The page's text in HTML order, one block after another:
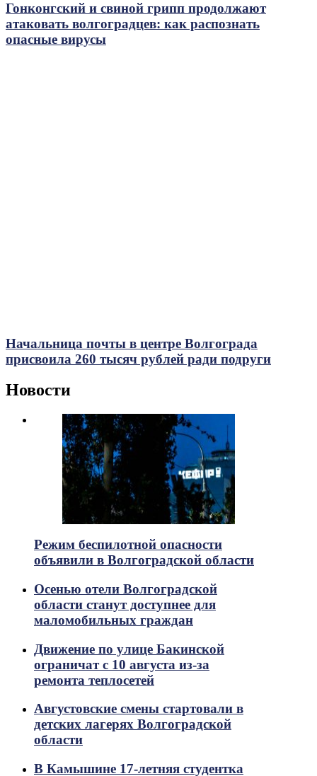
Гонконгский и свиной грипп продолжают
атаковать волгоградцев: как распознать
опасные вирусы
Начальница почты в центре Волгограда
присвоила 260 тысяч рублей ради подруги
Новости
Режим беспилотной опасности
объявили в Волгоградской области
Осенью отели Волгоградской
области станут доступнее для
маломобильных граждан
Движение по улице Бакинской
ограничат с 10 августа из-за
ремонта теплосетей
Августовские смены стартовали в
детских лагерях Волгоградской
области
В Камышине 17-летняя студентка